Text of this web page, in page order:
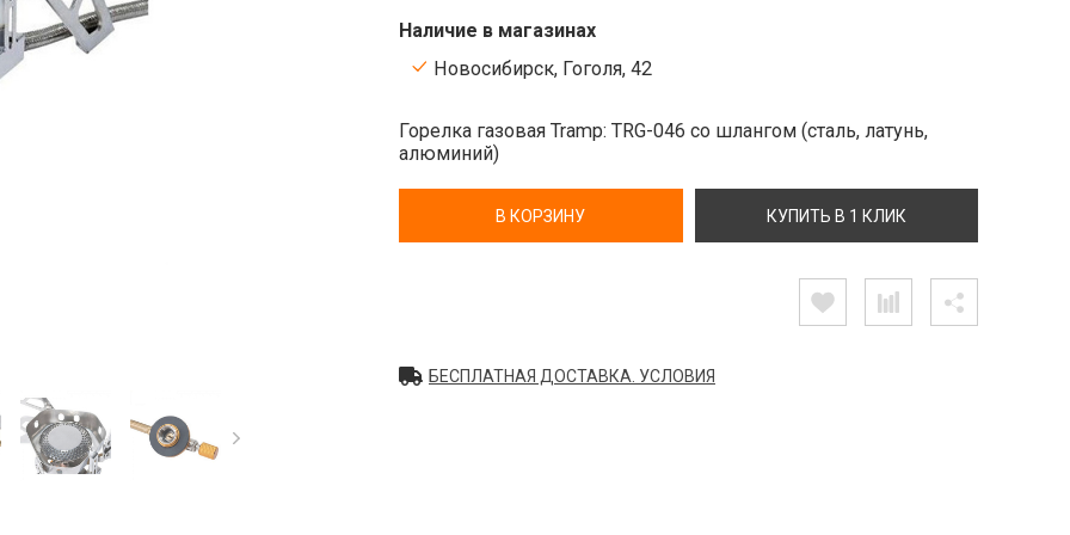
Наличие в магазинах
Новосибирск, Гоголя, 42
Горелка газовая Tramp: TRG-046 со шлангом (сталь, латунь,
алюминий)
В КОРЗИНУ КУПИТЬ В 1 КЛИК
БЕСПЛАТНАЯ ДОСТАВКА. УСЛОВИЯ